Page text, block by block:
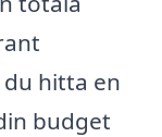
hitta en
budget